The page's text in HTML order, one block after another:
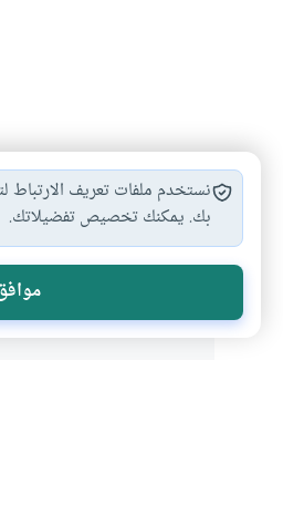
ميراث أولي الأرحام
نستخدم ملفات تعريف
بك. يمكنك تخصيص تفضيلاتك.